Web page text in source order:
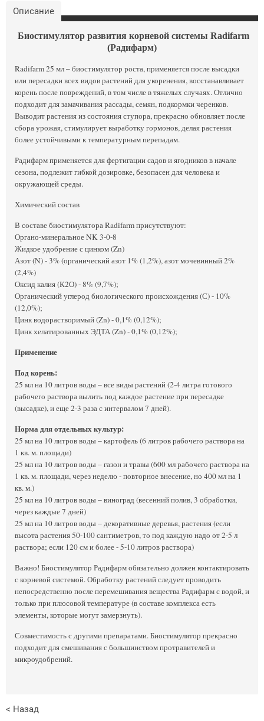
Описание
Биостимулятор развития корневой системы Radifarm
(Радифарм)
Radifarm 25 мл – биостимулятор роста, применяется после высадки
или пересадки всех видов растений для укоренения, восстанавливает
корень после повреждений, в том числе в тяжелых случаях. Отлично
подходит для замачивания рассады, семян, подкормки черенков.
Выводит растения из состояния ступора, прекрасно обновляет после
сбора урожая, стимулирует выработку гормонов, делая растения
более устойчивыми к температурным перепадам.
Радифарм применяется для фертигации садов и ягодников в начале
сезона, подлежит гибкой дозировке, безопасен для человека и
окружающей среды.
Химический состав
В составе биостимулятора Radifarm присутствуют:
Органо-минеральное NK 3-0-8
Жидкое удобрение с цинком (Zn)
Азот (N) - 3% (органический азот 1% (1,2%), азот мочевинный 2%
(2,4%)
Оксид калия (К2О) - 8% (9,7%);
Органический углерод биологического происхождения (С) - 10%
(12,0%);
Цинк водорастворимый (Zn) - 0,1% (0,12%);
Цинк хелатированных ЭДТА (Zn) - 0,1% (0,12%);
Применение
Под корень:
25 мл на 10 литров воды – все виды растений (2-4 литра готового
рабочего раствора вылить под каждое растение при пересадке
(высадке), и еще 2-3 раза с интервалом 7 дней).
Норма для отдельных культур:
25 мл на 10 литров воды – картофель (6 литров рабочего раствора на
1 кв. м. площади)
25 мл на 10 литров воды – газон и травы (600 мл рабочего раствора на
1 кв. м. площади, через неделю - повторное внесение, но 400 мл на 1
кв. м.)
25 мл на 10 литров воды – виноград (весенний полив, 3 обработки,
через каждые 7 дней)
25 мл на 10 литров воды – декоративные деревья, растения (если
высота растения 50-100 сантиметров, то под каждую надо от 2-5 л
раствора; если 120 см и более - 5-10 литров раствора)
Важно! Биостимулятор Радифарм обязательно должен контактировать
с корневой системой. Обработку растений следует проводить
непосредственно после перемешивания вещества Радифарм с водой, и
только при плюсовой температуре (в составе комплекса есть
элементы, которые могут замерзнуть).
Совместимость с другими препаратами. Биостимулятор прекрасно
подходит для смешивания с большинством протравителей и
микроудобрений.
< Назад